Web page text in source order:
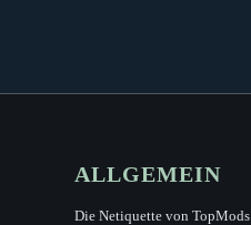
ALLGEMEIN
Die Netiquette von TopMods